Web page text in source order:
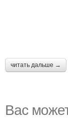
читать дальше →
Вас